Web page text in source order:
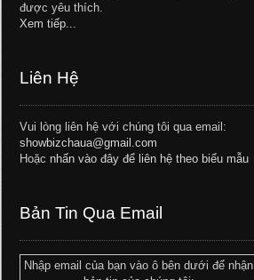
được yêu thích.
Xem tiếp...
Liên Hệ
Vui lòng liên hệ với chúng tôi qua email:
showbizchaua@gmail.com
Hoặc nhấn vào đây để liên hệ theo biểu mẫu
Bản Tin Qua Email
Nhập email của bạn vào ô bên dưới để nhận